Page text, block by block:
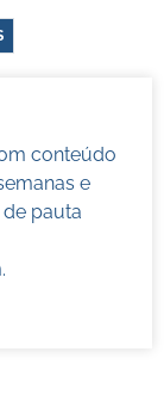
conteúdo
e
pauta
.